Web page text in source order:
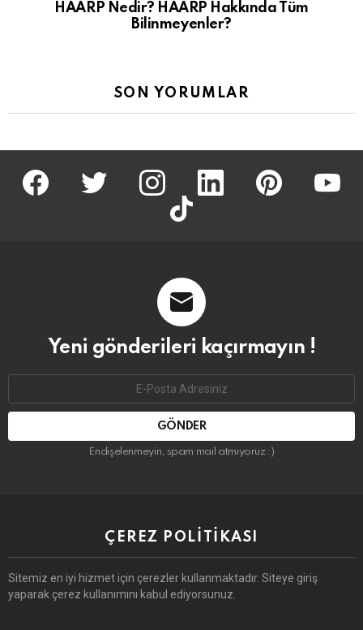
HAARP Nedir? HAARP Hakkında Tüm
Bilinmeyenler?
SON YORUMLAR
facebook twitter İnstagram linkedin pinterest
tiktok
Yeni gönderileri kaçırmayın !
Endişelenmeyin, spam mail atmıyoruz :)
ÇEREZ POLITIKASI
Sitemiz en iyi hizmet için çerezler kullanmaktadır. Siteye giriş
yaparak çerez kullanımını kabul ediyorsunuz.